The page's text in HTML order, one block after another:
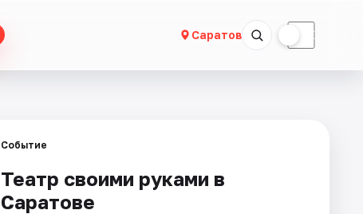
Саратов ☾
Событие
Театр своими руками в
Саратове